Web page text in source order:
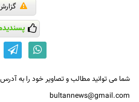
شما می توانید مطالب و تصاویر خود را به آدرس
bultannews@gmail.com